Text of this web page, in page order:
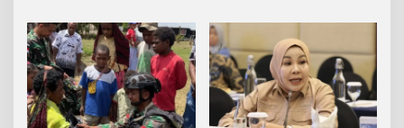
Rahmawati Serap Aspirasi
Petani di Desa Gunung
Putih